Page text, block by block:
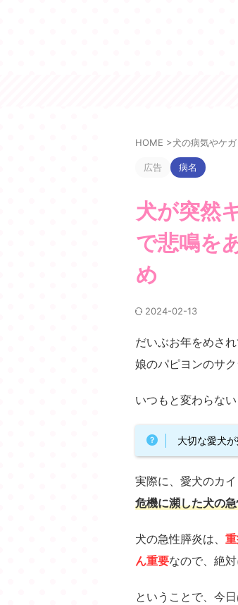
HOME >犬の病気やケガ
広告 病名
犬が突然
で悲鳴を
め
2024-02-13
だいぶお年をめさ
娘のパピヨンのサク
いつもと変わらな
大切な愛犬が
実際に、愛犬のカ
危機に瀕した犬の
犬の急性膵炎は、
ん重要なので、絶
ということで、今